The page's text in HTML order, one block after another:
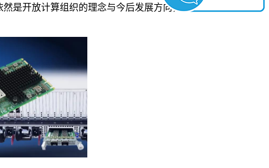
是开放计算组织的理念与今后发展方向，这与我国开放数据